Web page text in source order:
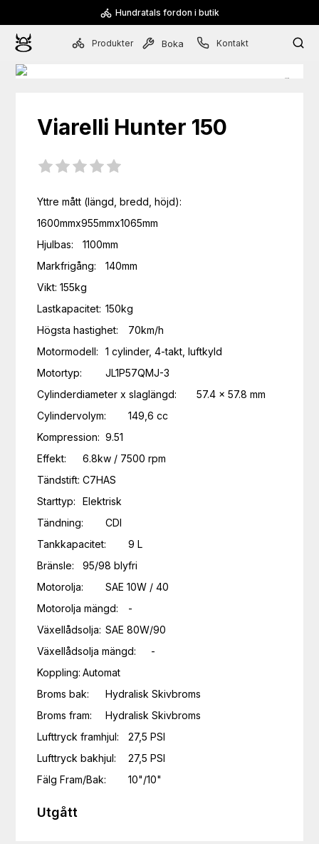
Hundratals fordon i butik
Produkter Boka Kontakt
Viarelli Hunter 150
Yttre mått (längd, bredd, höjd):
1600mmx955mmx1065mm
Hjulbas:	1100mm
Markfrigång:	140mm
Vikt:	155kg
Lastkapacitet:	150kg
Högsta hastighet:	70km/h
Motormodell:	1 cylinder, 4-takt, luftkyld
Motortyp:	JL1P57QMJ-3
Cylinderdiameter x slaglängd:	57.4 × 57.8 mm
Cylindervolym:	149,6 cc
Kompression:	9.51
Effekt:	6.8kw / 7500 rpm
Tändstift:	C7HAS
Starttyp:	Elektrisk
Tändning:	CDI
Tankkapacitet:	9 L
Bränsle:	95/98 blyfri
Motorolja:	SAE 10W / 40
Motorolja mängd:	-
Växellådsolja:	SAE 80W/90
Växellådsolja mängd:	-
Koppling:	Automat
Broms bak:	Hydralisk Skivbroms
Broms fram:	Hydralisk Skivbroms
Lufttryck framhjul:	27,5 PSI
Lufttryck bakhjul:	27,5 PSI
Fälg Fram/Bak:	10"/10"
Utgått